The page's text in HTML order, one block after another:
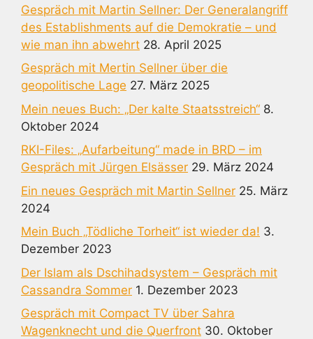
Gespräch mit Martin Sellner: Der Generalangriff
des Establishments auf die Demokratie – und
wie man ihn abwehrt 28. April 2025
Gespräch mit Mertin Sellner über die
geopolitische Lage 27. März 2025
Mein neues Buch: „Der kalte Staatsstreich“ 8.
Oktober 2024
RKI-Files: „Aufarbeitung“ made in BRD – im
Gespräch mit Jürgen Elsässer 29. März 2024
Ein neues Gespräch mit Martin Sellner 25. März
2024
Mein Buch „Tödliche Torheit“ ist wieder da! 3.
Dezember 2023
Der Islam als Dschihadsystem – Gespräch mit
Cassandra Sommer 1. Dezember 2023
Gespräch mit Compact TV über Sahra
Wagenknecht und die Querfront 30. Oktober